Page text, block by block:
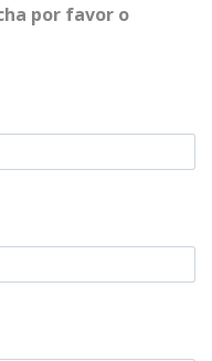
por favor o